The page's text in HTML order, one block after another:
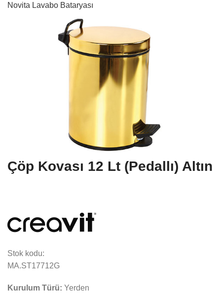
Novita Lavabo Bataryası
Çöp Kovası 12 Lt (Pedallı) Altın
Stok kodu:
MA.ST17712G
Kurulum Türü: Yerden